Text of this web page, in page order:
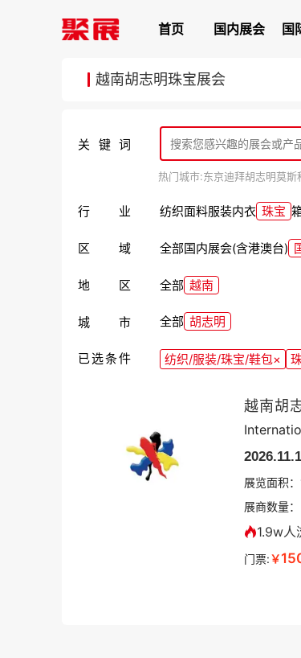
首页 国内展会 国
越南胡志明珠宝展会
越南胡
展览面积：
展商数量：
1.9w人
门票:￥
关键词
热门城市:东京迪拜胡志明莫斯
行业 纺织面料服装内衣 珠宝
区域 全部国内展会(含港澳台)
地区 全部 越南
城市 全部 胡志明
已选条件 纺织/服装/珠宝/鞋包×